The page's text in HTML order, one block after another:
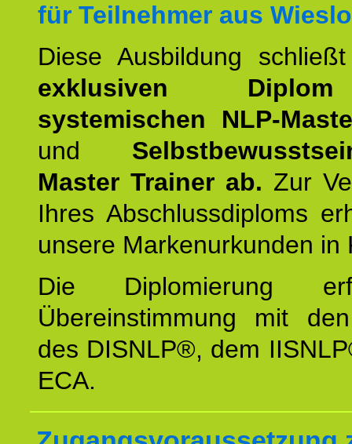
für Teilnehmer aus
Diese Ausbildung
exklusiven
systemischen NLP-
und
Master Trainer ab. Zur
Ihres Abschlussdiploms
unsere Markenurkunden in
Die Diplomierung
Übereinstimmung mit
des DISNLP®, dem
ECA.